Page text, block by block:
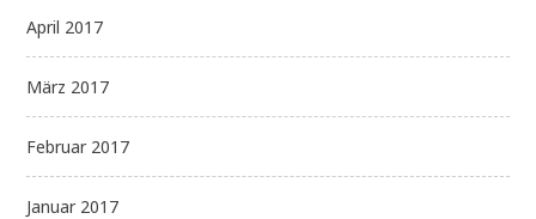
April 2017
März 2017
Februar 2017
Januar 2017